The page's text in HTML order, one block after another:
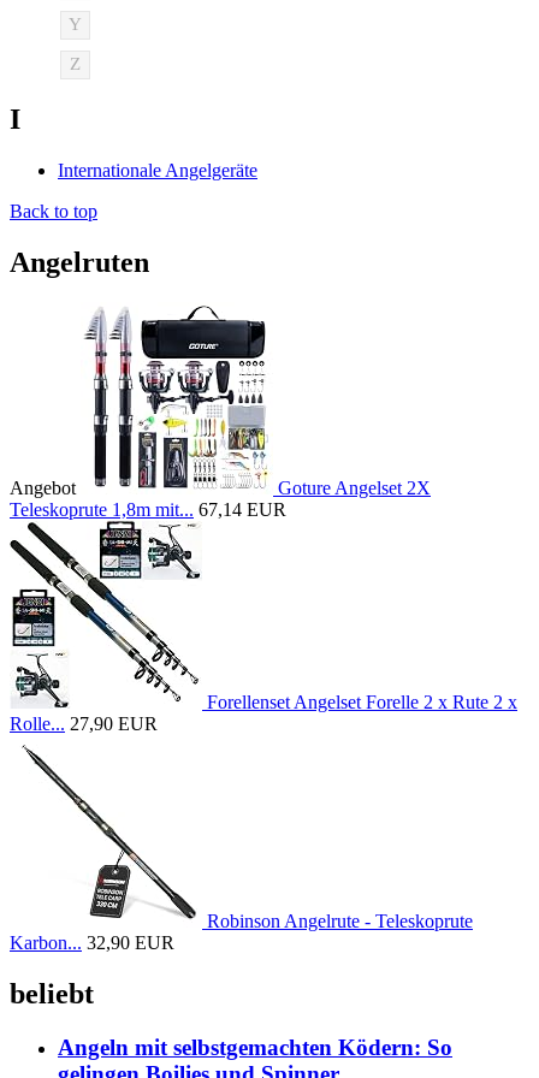
Y
Z
I
Internationale Angelgeräte
Back to top
Angelruten
Angebot
Goture Angelset 2X
Teleskoprute 1,8m mit... 67,14 EUR
Forellenset Angelset Forelle 2 x Rute 2 x
Rolle... 27,90 EUR
Robinson Angelrute - Teleskoprute
Karbon... 32,90 EUR
beliebt
Angeln mit selbstgemachten Ködern: So